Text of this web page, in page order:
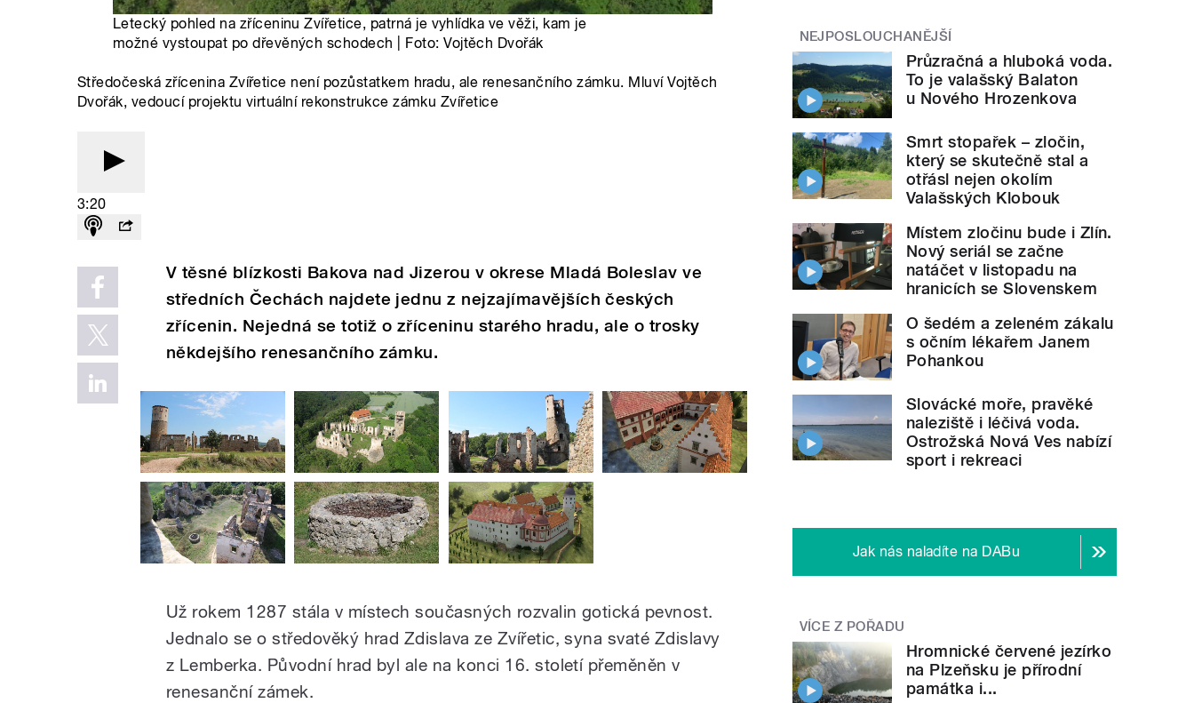
Letecký pohled na zříceninu Zvířetice, patrná je vyhlídka ve věži, kam je
možné vystoupat po dřevěných schodech | Foto: Vojtěch Dvořák
Středočeská zřícenina Zvířetice není pozůstatkem hradu, ale renesančního zámku. Mluví Vojtěch
Dvořák, vedoucí projektu virtuální rekonstrukce zámku Zvířetice
3:20
V těsné blízkosti Bakova nad Jizerou v okrese Mladá Boleslav ve
středních Čechách najdete jednu z nejzajímavějších českých
zřícenin. Nejedná se totiž o zříceninu starého hradu, ale o trosky
někdejšího renesančního zámku.
Už rokem 1287 stála v místech současných rozvalin gotická pevnost.
Jednalo se o středověký hrad Zdislava ze Zvířetic, syna svaté Zdislavy
z Lemberka. Původní hrad byl ale na konci 16. století přeměněn v
renesanční zámek.
NEJPOSLOUCHANĚJŠÍ
Průzračná a hluboká voda.
To je valašský Balaton
u Nového Hrozenkova
Smrt stopařek – zločin,
který se skutečně stal a
otřásl nejen okolím
Valašských Klobouk
Místem zločinu bude i Zlín.
Nový seriál se začne
natáčet v listopadu na
hranicích se Slovenskem
O šedém a zeleném zákalu
s očním lékařem Janem
Pohankou
Slovácké moře, pravěké
naleziště i léčivá voda.
Ostrožská Nová Ves nabízí
sport i rekreaci
Jak nás naladíte na DABu
VÍCE Z POŘADU
Hromnické červené jezírko
na Plzeňsku je přírodní
památka i...